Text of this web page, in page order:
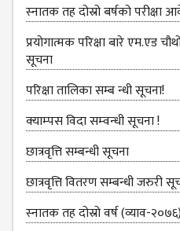
CURRICULUM &
SYLLABUS
MANAGEMENT(BBS)
BBS FIRST YEAR
BBS SECOND YEAR
BBS THIRD YEAR
BBS FOURTH YEAR
HUMANITIES (BA)
स्‍नातक तह दोस्रो बर्षको
प्रयोगात्मक परिक्षा बारे एम.एड
सूचना
परिक्षा तालिका सम्ब न्धी सूचना!
क्‍याम्‍पस विदा सम्‍वन्‍धी सूचना !
छात्रवृत्ति सम्बन्धी सूचना
छात्रवृत्ति वितरण सम्बन्धी जरुरी
स्‍नातक तह दोस्रो वर्ष (व्याव-